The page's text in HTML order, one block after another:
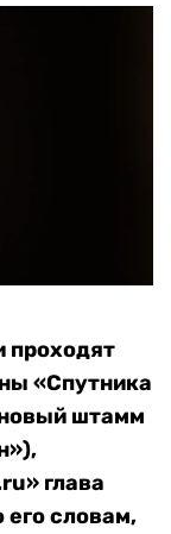
проходят
«Спутника
штамм
глава
его словам,